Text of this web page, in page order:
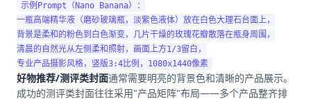
示例Prompt（Nano Banana）：
一瓶高端精华液（磨砂玻璃瓶，淡紫色液体）放在白色大理石台面上，
背景是柔和的粉色到白色渐变，几片干燥的玫瑰花瓣散落在瓶身周围，
清晨的自然光从左侧柔和照射，画面上方1/3留白，
好物推荐/测评类封面通常需要明亮的背景色和清晰的产品展示。
成功的测评类封面往往采用"产品矩阵"布局——多个产品整齐排